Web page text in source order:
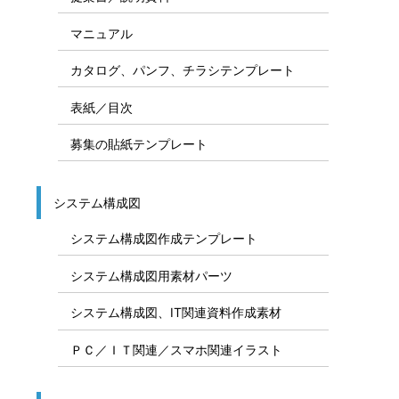
マニュアル
カタログ、パンフ、チラシテンプレート
表紙／目次
募集の貼紙テンプレート
システム構成図
システム構成図作成テンプレート
システム構成図用素材パーツ
システム構成図、IT関連資料作成素材
ＰＣ／ＩＴ関連／スマホ関連イラスト